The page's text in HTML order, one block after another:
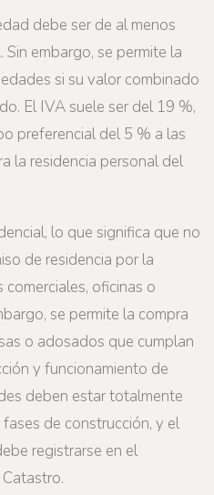
debe ser de al menos
embargo, se permite la
si su valor combinado
El IVA suele ser del 19 %,
preferencial del 5 % a las
la residencia personal del
lo que significa que no
de residencia por la
oficinas o
se permite la compra
o adosados que cumplan
y funcionamiento de
deben estar totalmente
de construcción, y el
registrarse en el